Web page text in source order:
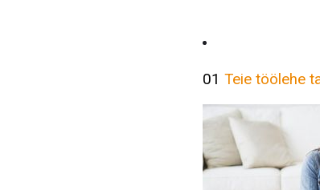
01 Teie töölehe